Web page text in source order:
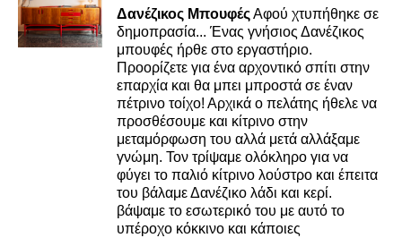
Δανέζικος ΜπουφέςΑφού χτυπήθηκε σε
δημοπρασία... Ένας γνήσιος Δανέζικος
μπουφές ήρθε στο εργαστήριο.
Προορίζετε για ένα αρχοντικό σπίτι στην
επαρχία και θα μπει μπροστά σε έναν
πέτρινο τοίχο! Αρχικά ο πελάτης ήθελε να
προσθέσουμε και κίτρινο στην
μεταμόρφωση του αλλά μετά αλλάξαμε
γνώμη. Τον τρίψαμε ολόκληρο για να
φύγει το παλιό κίτρινο λούστρο και έπειτα
του βάλαμε Δανέζικο λάδι και κερί.
βάψαμε το εσωτερικό του με αυτό το
υπέροχο κόκκινο και κάποιες